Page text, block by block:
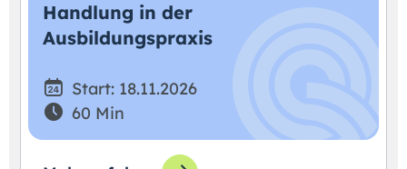
Handlung in der
Ausbildungspraxis
Start: 18.11.2026
60 Min